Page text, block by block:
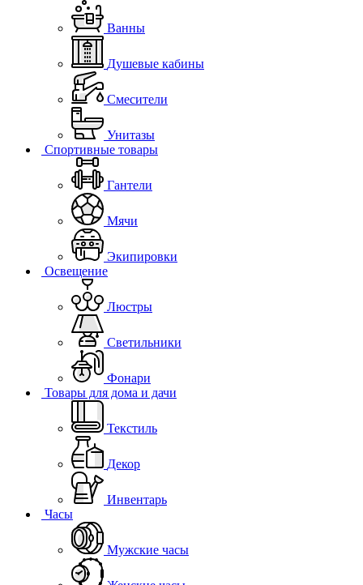
Ванны
Душевые кабины
Смесители
Унитазы
Спортивные товары
Гантели
Мячи
Экипировки
Освещение
Люстры
Светильники
Фонари
Товары для дома и дачи
Текстиль
Декор
Инвентарь
Часы
Мужские часы